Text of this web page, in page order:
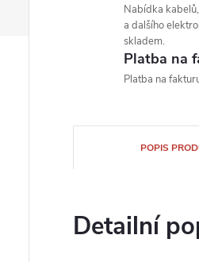
Nabídka
a dalšího
skladem.
Platba na
Platba na
POPIS
Detailní